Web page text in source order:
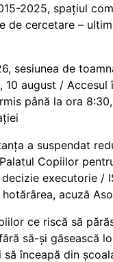
2025, spațiul
de cercetare –
sesiunea de
10 august / Accesul
până la ora
a suspendat
Copiilor
executorie /
acuză
ce riscă să
să-și găsească
să înceapă din